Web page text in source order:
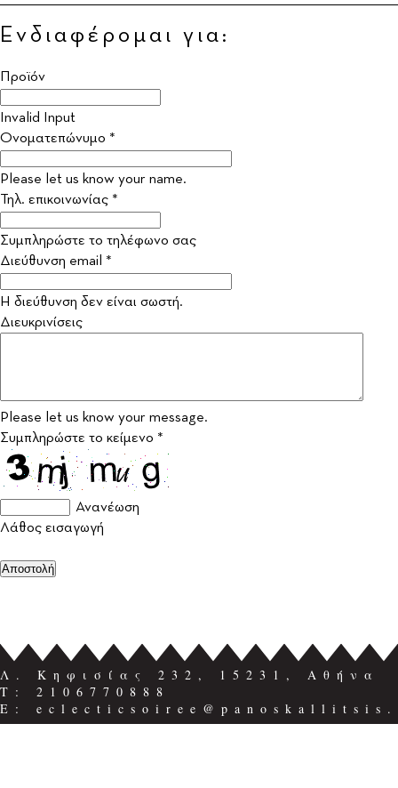
Ενδιαφέρομαι για:
Προϊόν
Invalid Input
Ονοματεπώνυμο *
Please let us know your name.
Τηλ. επικοινωνίας *
Συμπληρώστε το τηλέφωνο σας
Διεύθυνση email *
Η διεύθυνση δεν είναι σωστή.
Διευκρινίσεις
Please let us know your message.
Συμπληρώστε το κείμενο *
Ανανέωση
Λάθος εισαγωγή
Λ. Κηφισίας 232, 15231, Αθήνα
Τ: 2106770888
E: